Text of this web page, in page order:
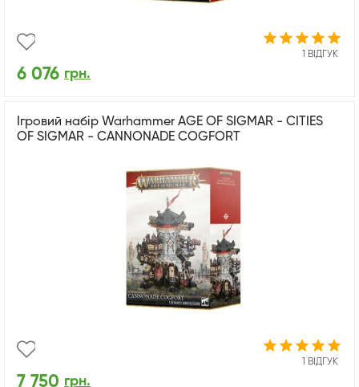
1 ВІДГУК
6 076 грн.
Ігровий набір Warhammer AGE OF SIGMAR - CITIES
OF SIGMAR - CANNONADE COGFORT
1 ВІДГУК
7 750 грн.